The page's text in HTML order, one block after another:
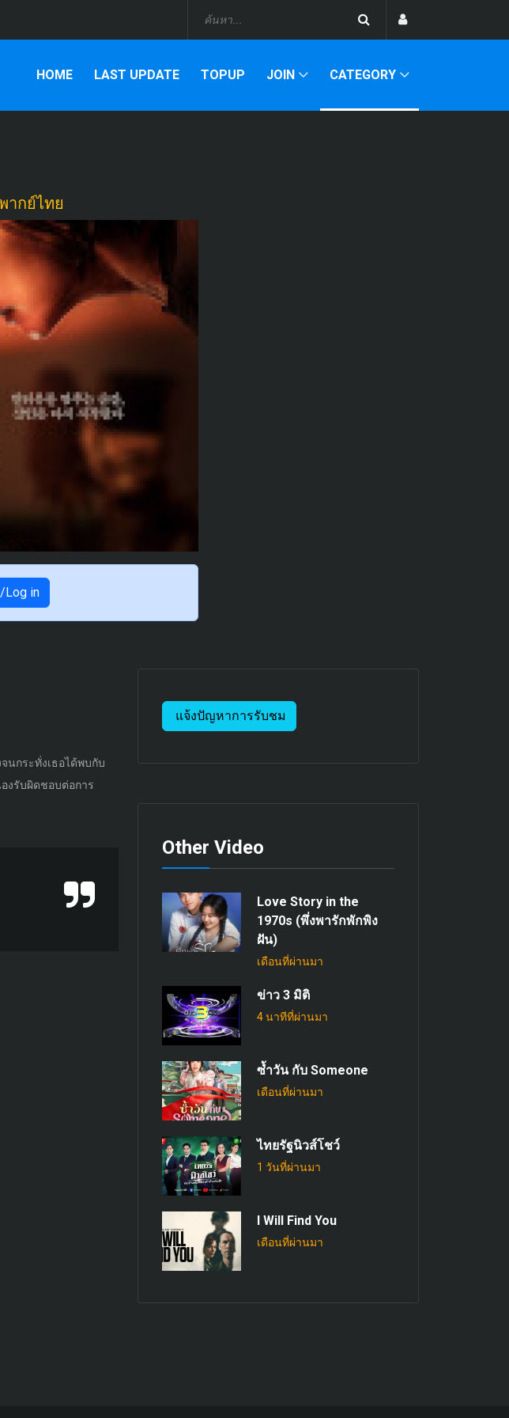
HOME LAST UPDATE TOPUP JOIN CATEGORY
ากย์ไทย
in
นกระทั่งเธอได้พบกับ
งรับผิดชอบต่อการ
แจ้งปัญหาการรับชม
Other Video
Love Story in the
1970s (พึ่งพารักพักพิง
ฝัน)
เดือนที่ผ่านมา
ข่าว 3 มิติ
4 นาทีที่ผ่านมา
ซ้ำวัน กับ Someone
เดือนที่ผ่านมา
ไทยรัฐนิวส์โชว์
1 วันที่ผ่านมา
I Will Find You
เดือนที่ผ่านมา